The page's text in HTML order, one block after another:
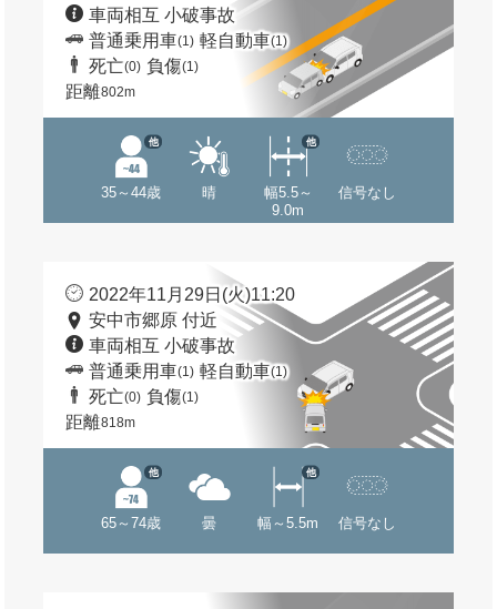
車両相互 小破事故
普通乗用車(1) 軽自動車(1)
死亡(0) 負傷(1)
距離802m
35～44歳
他
晴
幅5.5～
9.0m
他
信号なし
2022年11月29日(火)11:20
安中市郷原 付近
車両相互 小破事故
普通乗用車(1) 軽自動車(1)
死亡(0) 負傷(1)
距離818m
65～74歳
他
曇 幅～5.5m
他
信号なし